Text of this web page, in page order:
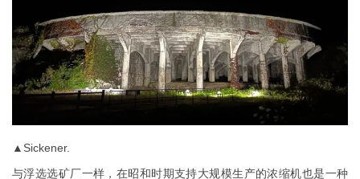
▲Sickener.
与浮选选矿厂一样，在昭和时期支持大规模生产的浓缩机也是一种